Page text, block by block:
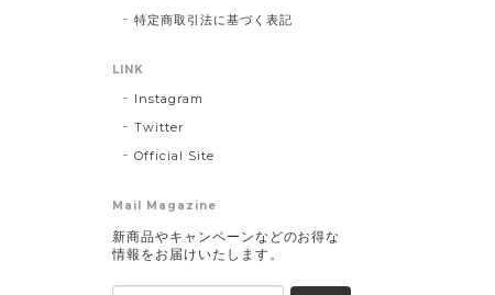
特定商取引法に基づく表記
LINK
Instagram
Twitter
Official Site
Mail Magazine
新商品やキャンペーンなどのお得な
情報をお届けいたします。